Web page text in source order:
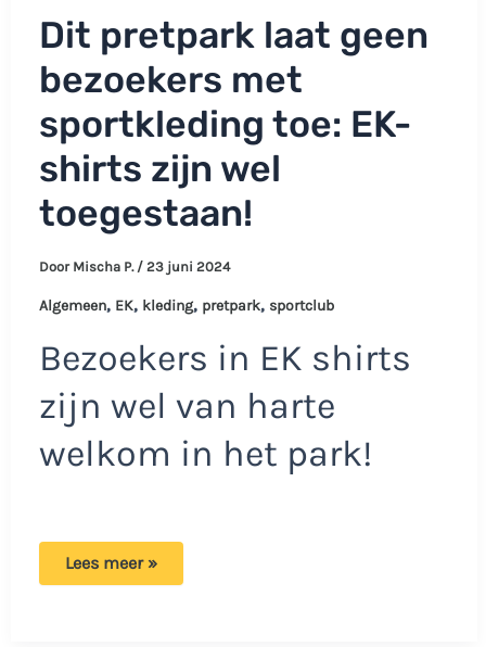
Dit pretpark laat geen
bezoekers met
sportkleding toe: EK-
shirts zijn wel
toegestaan!
Door Mischa P. / 23 juni 2024
Algemeen, EK, kleding, pretpark, sportclub
Bezoekers in EK shirts
zijn wel van harte
welkom in het park!
Dit
Lees meer »